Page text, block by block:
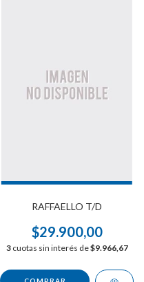
RAFFAELLO T/D
$29.900,00
3 cuotas sin interés de$9.966,67